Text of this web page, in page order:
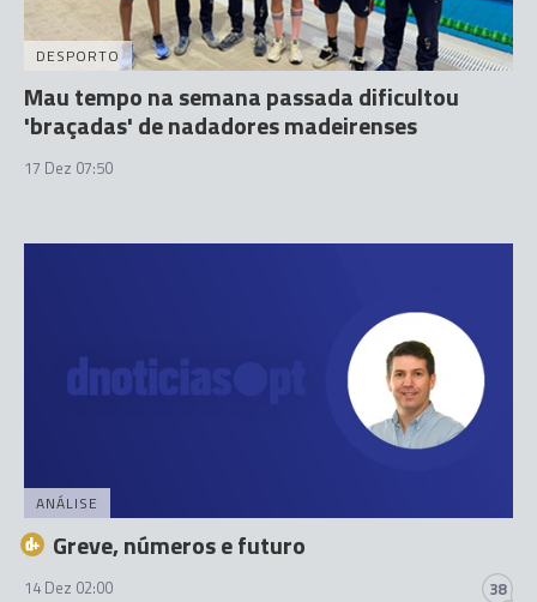
DESPORTO
Mau tempo na semana passada dificultou
'braçadas' de nadadores madeirenses
17 Dez 07:50
ANÁLISE
Greve, números e futuro
14 Dez 02:00 38